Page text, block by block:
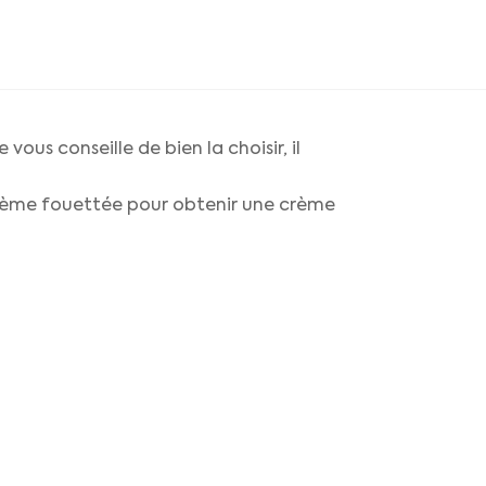
conseille de bien la choisir, il
fouettée pour obtenir une crème